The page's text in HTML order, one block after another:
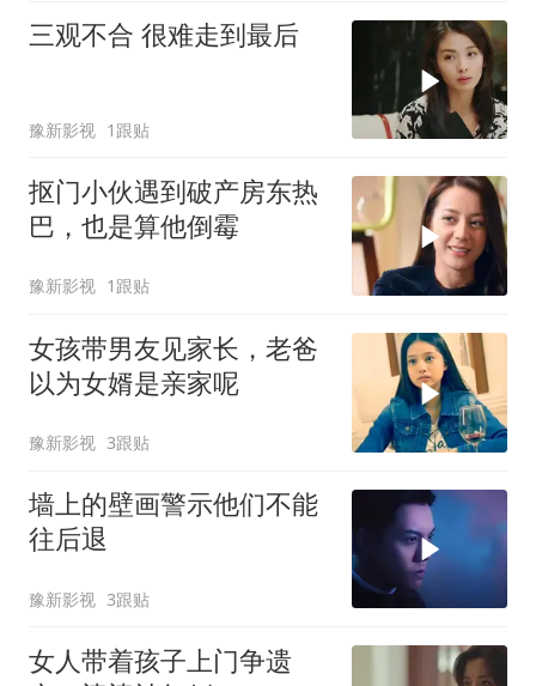
三观不合 很难走到最后
豫新影视 1跟贴
抠门小伙遇到破产房东热
巴，也是算他倒霉
豫新影视 1跟贴
女孩带男友见家长，老爸
以为女婿是亲家呢
豫新影视 3跟贴
墙上的壁画警示他们不能
往后退
豫新影视 3跟贴
女人带着孩子上门争遗